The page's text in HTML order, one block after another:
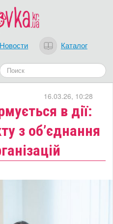
Новости Каталог
в дії:
з об’єднання
16.03.26, 10:28